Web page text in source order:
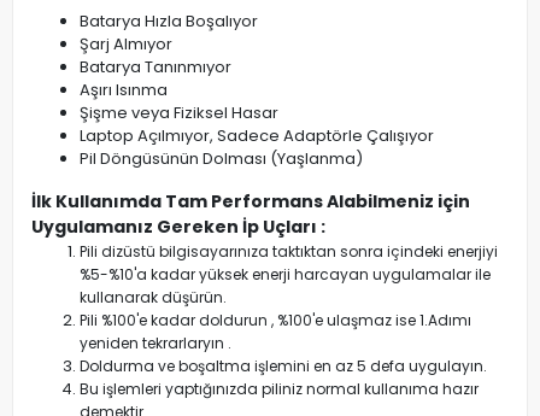
Batarya Hızla Boşalıyor
Şarj Almıyor
Batarya Tanınmıyor
Aşırı Isınma
Şişme veya Fiziksel Hasar
Laptop Açılmıyor, Sadece Adaptörle Çalışıyor
Pil Döngüsünün Dolması (Yaşlanma)
İlk Kullanımda Tam Performans Alabilmeniz için
Uygulamanız Gereken İp Uçları :
Pili dizüstü bilgisayarınıza taktıktan sonra içindeki enerjiyi
%5-%10'a kadar yüksek enerji harcayan uygulamalar ile
kullanarak düşürün.
Pili %100'e kadar doldurun , %100'e ulaşmaz ise 1.Adımı
yeniden tekrarlaryın .
Doldurma ve boşaltma işlemini en az 5 defa uygulayın.
Bu işlemleri yaptığınızda piliniz normal kullanıma hazır
demektir.